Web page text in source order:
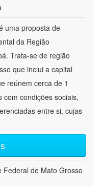
uma proposta de
da Região
Trata-se de região
que inclui a capital
reúnem cerca de 1
com condições sociais,
entre si, cujas
Federal de Mato Grosso